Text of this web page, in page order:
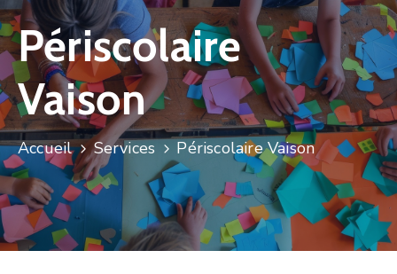
Ici
Economie
Projets
De
Territoire
Découvrir
Périscolaire
Vaison
Accueil Services Périscolaire Vaison